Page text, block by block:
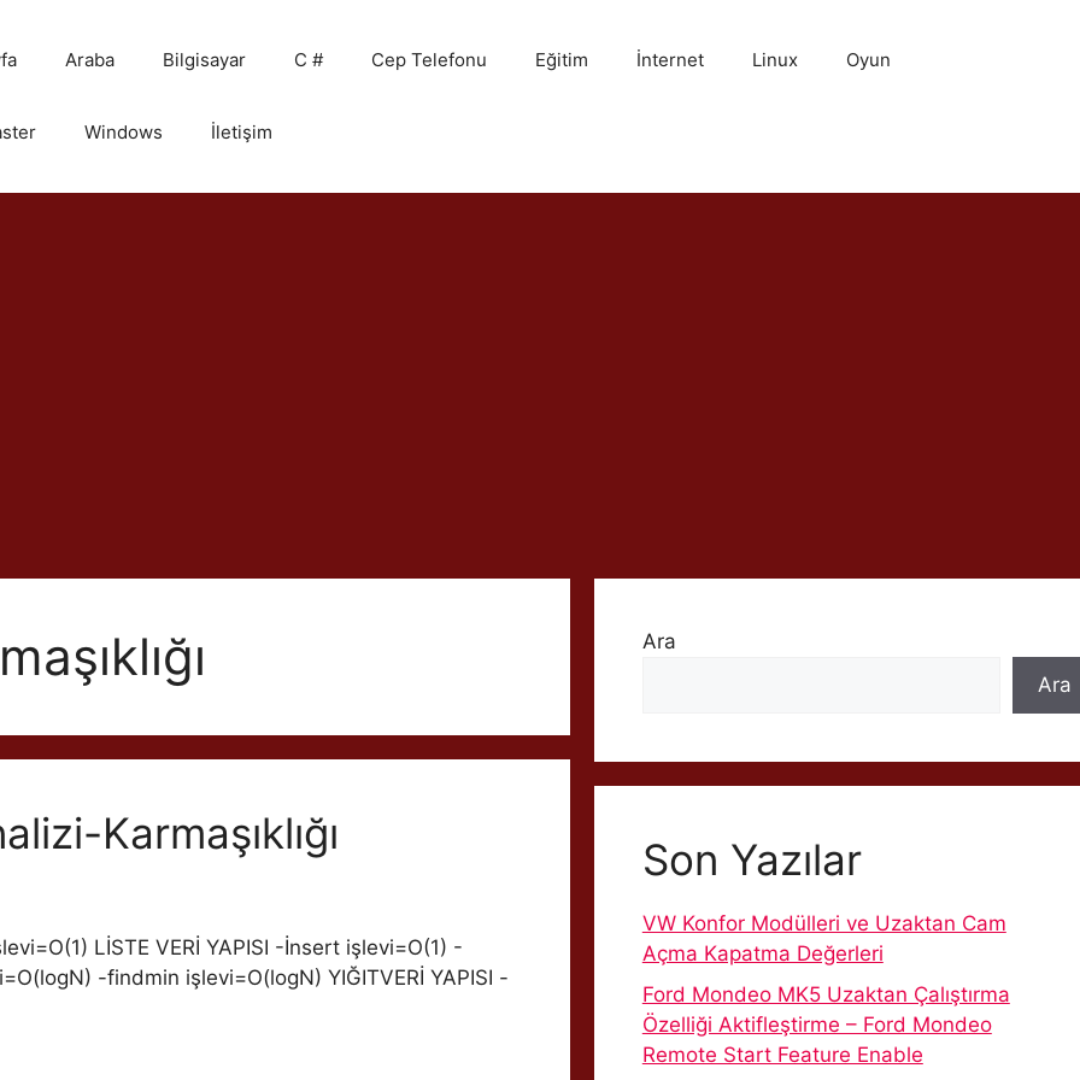
Araba Bilgisayar C # Cep Telefonu Eğitim İnternet Linux Oyun
Windows İletişim
Karmaşıklığı
LİSTE VERİ YAPISI -İnsert işlevi=O(1) -
-findmin işlevi=O(logN) YIĞITVERİ YAPISI -
Ara
Ara
Son Yazılar
VW Konfor Modülleri ve Uzaktan Cam
Açma Kapatma Değerleri
Ford Mondeo MK5 Uzaktan Çalıştırma
Özelliği Aktifleştirme – Ford Mondeo
Remote Start Feature Enable